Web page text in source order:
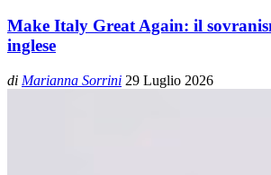
Make Italy Great Again: il
inglese
di Marianna Sorrini 29 Luglio 2026